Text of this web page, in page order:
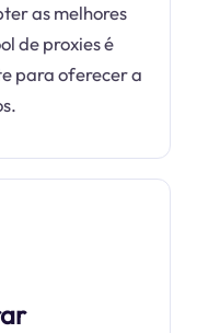
as melhores
de proxies é
para oferecer a